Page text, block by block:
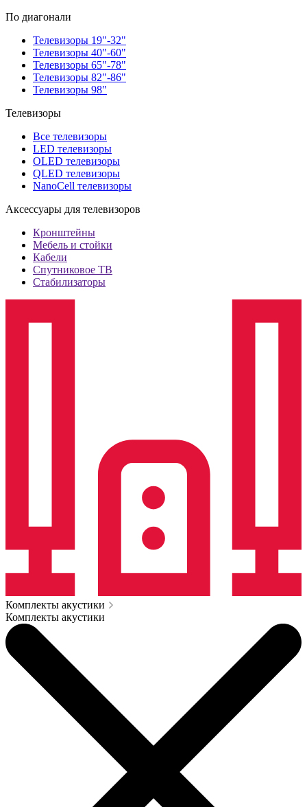
По диагонали
Телевизоры 19"-32"
Телевизоры 40"-60"
Телевизоры 65"-78"
Телевизоры 82"-86"
Телевизоры 98"
Телевизоры
Все телевизоры
LED телевизоры
OLED телевизоры
QLED телевизоры
NanoCell телевизоры
Аксессуары для телевизоров
Кронштейны
Мебель и стойки
Кабели
Спутниковое ТВ
Стабилизаторы
Комплекты акустики
Комплекты акустики